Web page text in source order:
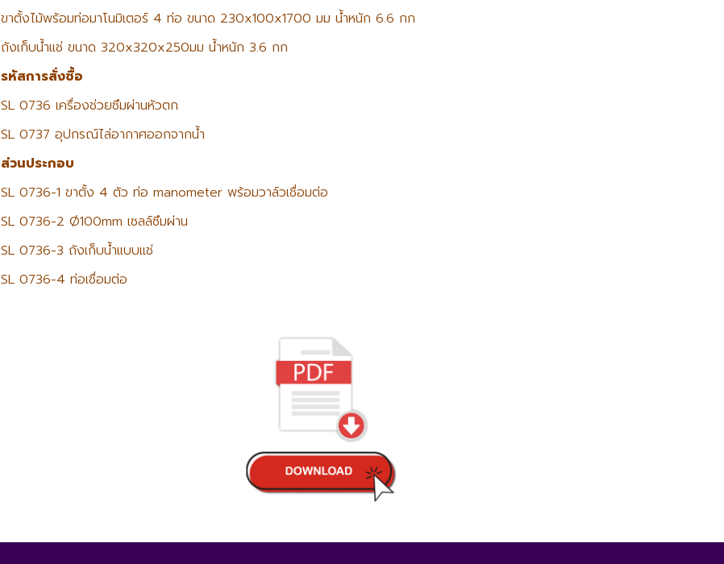
ขาตั้งไม้พร้อมท่อมาโนมิเตอร์ 4 ท่อ ขนาด 230x100x1700 มม น้ำหนัก 6.6 กก
ถังเก็บน้ำแช่ ขนาด 320x320x250มม น้ำหนัก 3.6 กก
รหัสการสั่งซื้อ
SL 0736 เครื่องช่วยซึมผ่านหัวตก
SL 0737 อุปกรณ์ไล่อากาศออกจากน้ำ
ส่วนประกอบ
SL 0736-1 ขาตั้ง 4 ตัว ท่อ manometer พร้อมวาล์วเชื่อมต่อ
SL 0736-2 Ø100mm เซลล์ซึมผ่าน
SL 0736-3 ถังเก็บน้ำแบบแช่
SL 0736-4 ท่อเชื่อมต่อ